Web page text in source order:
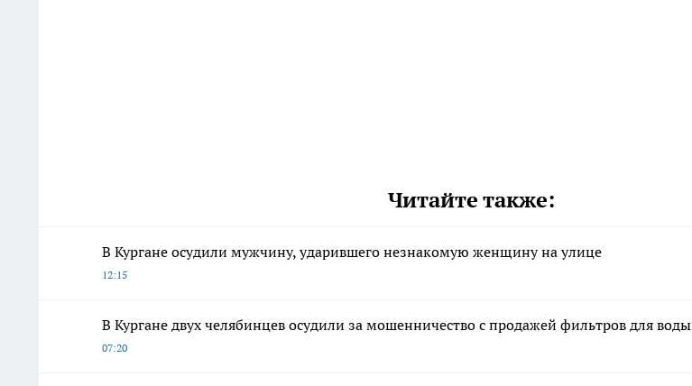
Читайте также:
В Кургане осудили мужчину, ударившего незнакомую женщину на улице
12:15
В Кургане двух челябинцев осудили за мошенничество с продажей фильтров для воды
07:20